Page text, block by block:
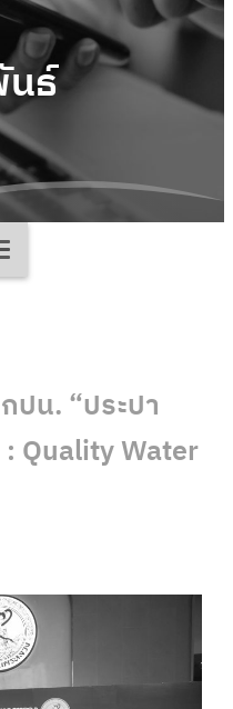
นธ์
ปน. “ประปา
Quality Water